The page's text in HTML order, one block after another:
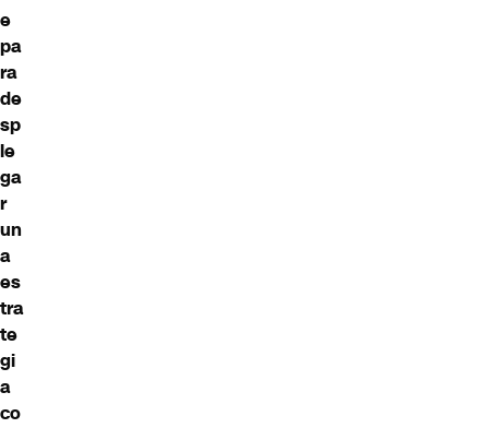
e
pa
ra
de
sp
le
ga
r
un
a
es
tra
te
gi
a
co